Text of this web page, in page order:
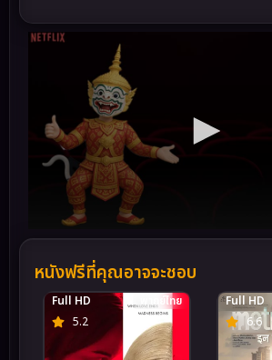
หนังฟรีที่คุณอาจจะชอบ
5.2
Full HD
พากย์ไทย
6.6
Full HD